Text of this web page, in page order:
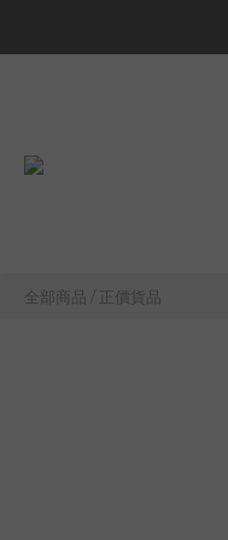
全部商品 / 正價貨品